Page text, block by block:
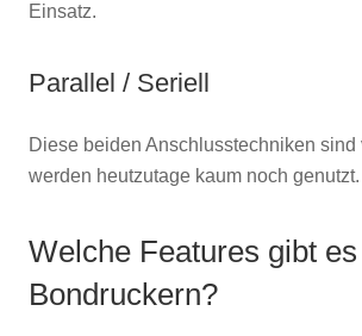
Einsatz.
Parallel / Seriell
Diese beiden Anschlusstechniken sind
werden heutzutage kaum noch genutzt.
Welche Features gibt
Bondruckern?